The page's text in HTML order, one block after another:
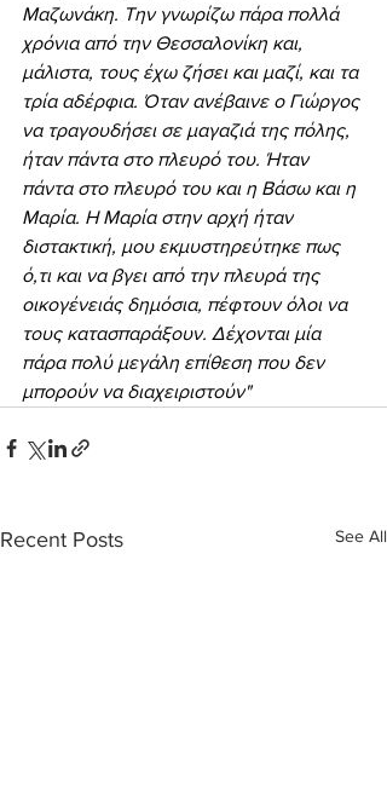
Μαζωνάκη. Την γνωρίζω πάρα πολλά
χρόνια από την Θεσσαλονίκη και,
μάλιστα, τους έχω ζήσει και μαζί, και τα
τρία αδέρφια. Όταν ανέβαινε ο Γιώργος
να τραγουδήσει σε μαγαζιά της πόλης,
ήταν πάντα στο πλευρό του. Ήταν
πάντα στο πλευρό του και η Βάσω και η
Μαρία. Η Μαρία στην αρχή ήταν
διστακτική, μου εκμυστηρεύτηκε πως
ό,τι και να βγει από την πλευρά της
οικογένειάς δημόσια, πέφτουν όλοι να
τους κατασπαράξουν. Δέχονται μία
πάρα πολύ μεγάλη επίθεση που δεν
μπορούν να διαχειριστούν"
Recent Posts See All